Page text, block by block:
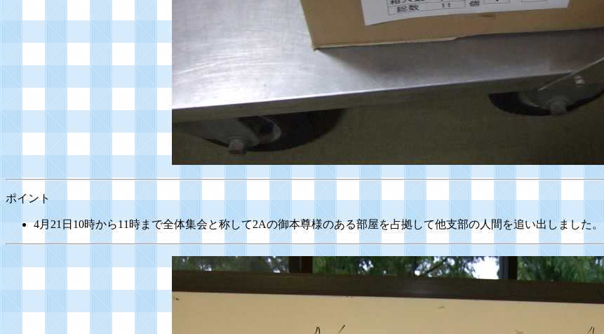
ポイント
4月21日10時から11時まで全体集会と称して2Aの御本尊様のある部屋を占拠して他支部の人間を追い出しました。